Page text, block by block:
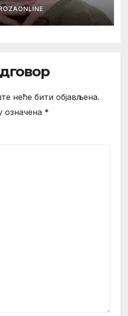
неће бити објављена.
означена *